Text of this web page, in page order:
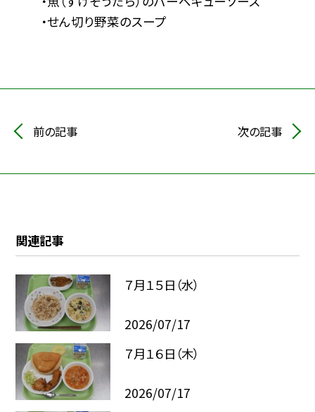
・せん切り野菜のスープ
前の記事 次の記事
関連記事
７月１５日（水）
2026/07/17
７月１６日（木）
2026/07/17